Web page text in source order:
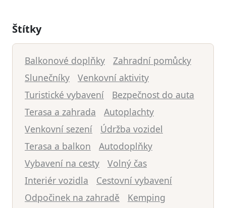
Štítky
Balkonové doplňky
Zahradní pomůcky
Slunečníky
Venkovní aktivity
Turistické vybavení
Bezpečnost do auta
Terasa a zahrada
Autoplachty
Venkovní sezení
Údržba vozidel
Terasa a balkon
Autodoplňky
Vybavení na cesty
Volný čas
Interiér vozidla
Cestovní vybavení
Odpočinek na zahradě
Kemping